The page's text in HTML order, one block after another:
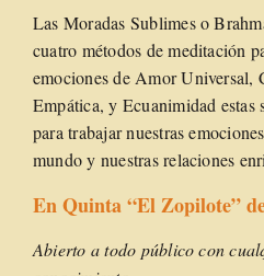
Las Moradas Sublimes o
cuatro métodos de meditación
emociones de Amor Universal,
Empática, y Ecuanimidad estas
para trabajar nuestras
mundo y nuestras relaciones
En Quinta “El Zopilote”
Abierto a todo público con